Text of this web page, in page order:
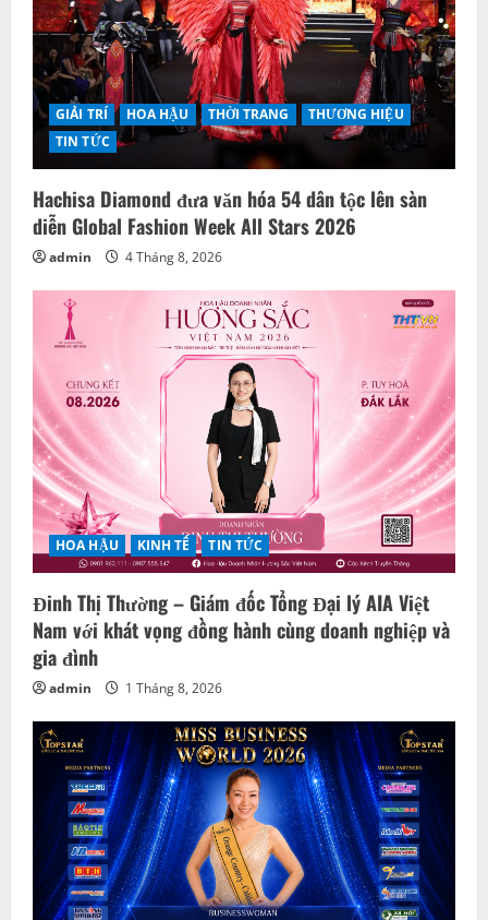
GIẢI TRÍ HOA HẬU THỜI TRANG
THƯƠNG HIỆU
TIN TỨC
Hachisa Diamond đưa văn hóa 54 dân tộc lên sàn
diễn Global Fashion Week All Stars 2026
admin 4 Tháng 8, 2026
HOA HẬU KINH TẾ TIN TỨC
Đinh Thị Thường – Giám đốc Tổng Đại lý AIA Việt
Nam với khát vọng đồng hành cùng doanh nghiệp và
gia đình
admin 1 Tháng 8, 2026